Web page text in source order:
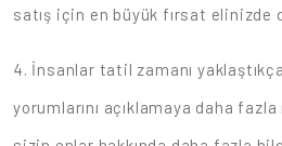
satış için en büyük fırsat elinizde
4. İnsanlar tatil zamanı
yorumlarını açıklamaya daha